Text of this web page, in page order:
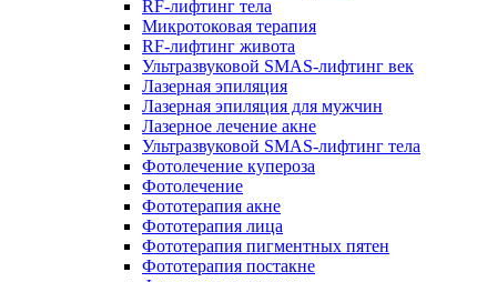
RF-лифтинг тела
Микротоковая терапия
RF-лифтинг живота
Ультразвуковой SMAS-лифтинг век
Лазерная эпиляция
Лазерная эпиляция для мужчин
Лазерное лечение акне
Ультразвуковой SMAS-лифтинг тела
Фотолечение купероза
Фотолечение
Фототерапия акне
Фототерапия лица
Фототерапия пигментных пятен
Фототерапия постакне